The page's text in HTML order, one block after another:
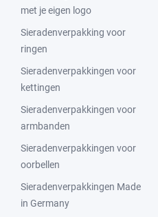
met je eigen logo
Sieradenverpakking voor
ringen
Sieradenverpakkingen voor
kettingen
Sieradenverpakkingen voor
armbanden
Sieradenverpakkingen voor
oorbellen
Sieradenverpakkingen Made
in Germany